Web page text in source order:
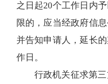
之日起20个工作日内
限的，应当经政府信
并告知申请人，延长
作日。
行政机关征求第